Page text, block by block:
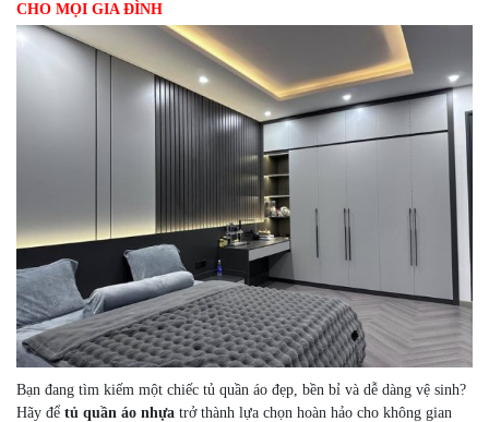
CHO MỌI GIA ĐÌNH
Bạn đang tìm kiếm một chiếc tủ quần áo đẹp, bền bỉ và dễ dàng vệ sinh?
Hãy để tủ quần áo nhựa trở thành lựa chọn hoàn hảo cho không gian